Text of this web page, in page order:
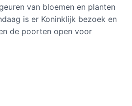
van bloemen en planten
is er Koninklijk bezoek en
de poorten open voor